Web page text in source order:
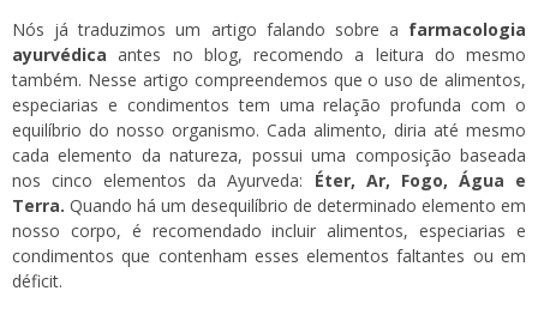
Nós já traduzimos um artigo falando sobre a farmacologia
ayurvédica antes no blog, recomendo a leitura do mesmo
também. Nesse artigo compreendemos que o uso de alimentos,
especiarias e condimentos tem uma relação profunda com o
equilíbrio do nosso organismo. Cada alimento, diria até mesmo
cada elemento da natureza, possui uma composição baseada
nos cinco elementos da Ayurveda: Éter, Ar, Fogo, Água e
Terra. Quando há um desequilíbrio de determinado elemento em
nosso corpo, é recomendado incluir alimentos, especiarias e
condimentos que contenham esses elementos faltantes ou em
déficit.